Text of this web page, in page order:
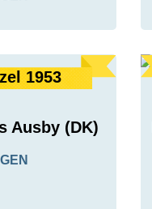
1953
Ausby (DK)